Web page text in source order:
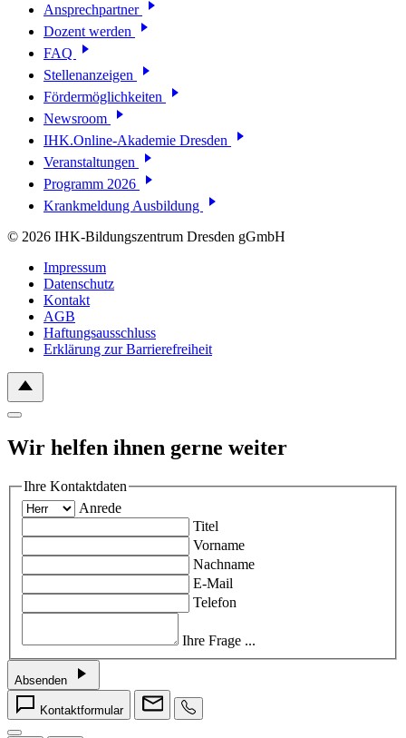
Ansprechpartner
Dozent werden
FAQ
Stellenanzeigen
Fördermöglichkeiten
Newsroom
IHK.Online-Akademie Dresden
Veranstaltungen
Programm 2026
Krankmeldung Ausbildung
© 2026 IHK-Bildungszentrum Dresden gGmbH
Impressum
Datenschutz
Kontakt
AGB
Haftungsausschluss
Erklärung zur Barrierefreiheit
Wir helfen ihnen gerne weiter
Ihre Kontaktdaten
Anrede
Titel
Vorname
Nachname
E-Mail
Telefon
Ihre Frage ...
Absenden
Kontaktformular